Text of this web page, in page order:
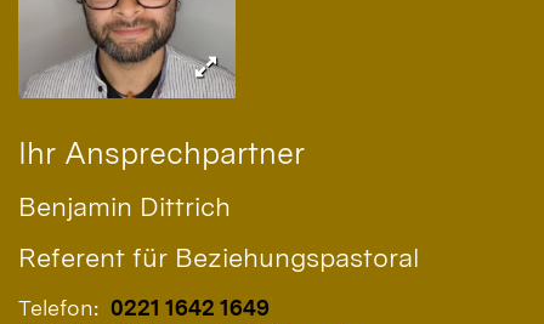
Ihr Ansprechpartner
Benjamin Dittrich
Referent für Beziehungspastoral
Telefon: 0221 1642 1649